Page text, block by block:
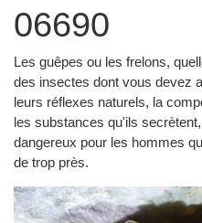
06690
Les guêpes ou les frelons,
des insectes dont vous devez
leurs réflexes naturels, la
les substances qu'ils
dangereux pour les hommes
de trop près.